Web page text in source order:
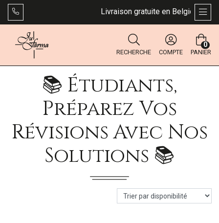
Livraison gratuite en Belgique dès
RECHERCHE COMPTE PANIER
0
📚 Étudiants,
Préparez Vos
Révisions Avec Nos
Solutions 📚